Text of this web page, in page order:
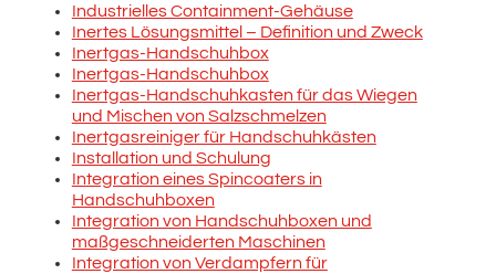
Industrielles Containment-Gehäuse
Inertes Lösungsmittel – Definition und Zweck
Inertgas-Handschuhbox
Inertgas-Handschuhbox
Inertgas-Handschuhkasten für das Wiegen
und Mischen von Salzschmelzen
Inertgasreiniger für Handschuhkästen
Installation und Schulung
Integration eines Spincoaters in
Handschuhboxen
Integration von Handschuhboxen und
maßgeschneiderten Maschinen
Integration von Verdampfern für